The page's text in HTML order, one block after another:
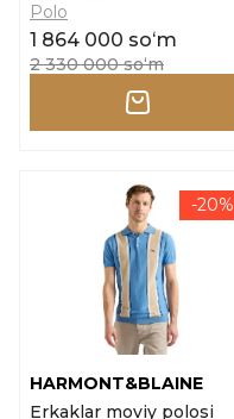
Polo
1 864 000 soʻm
2 330 000 soʻm
-20%
HARMONT&BLAINE
Erkaklar moviy polosi